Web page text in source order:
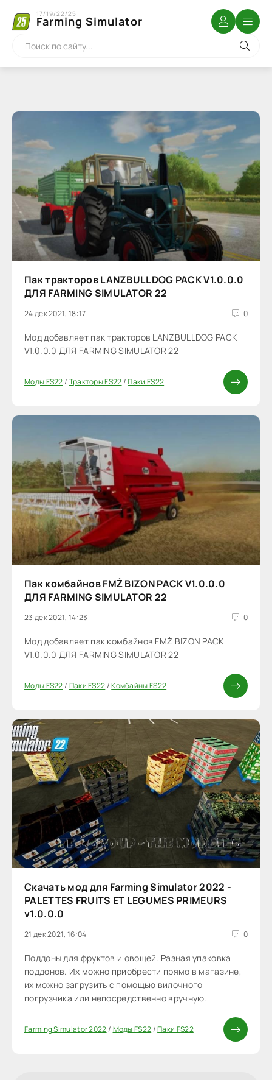
Farming Simulator
17/19/22/25
Пак тракторов LANZBULLDOG PACK V1.0.0.0
ДЛЯ FARMING SIMULATOR 22
24 дек 2021, 18:17 0
Мод добавляет пак тракторов LANZBULLDOG PACK
V1.0.0.0 ДЛЯ FARMING SIMULATOR 22
Моды FS22/ Тракторы FS22/Паки FS22
Пак комбайнов FMŻ BIZON PACK V1.0.0.0
ДЛЯ FARMING SIMULATOR 22
23 дек 2021, 14:23 0
Мод добавляет пак комбайнов FMŻ BIZON PACK
V1.0.0.0 ДЛЯ FARMING SIMULATOR 22
Моды FS22/ Паки FS22/Комбайны FS22
Скачать мод для Farming Simulator 2022 -
PALETTES FRUITS ET LEGUMES PRIMEURS
v1.0.0.0
21 дек 2021, 16:04 0
Поддоны для фруктов и овощей. Разная упаковка
поддонов. Их можно приобрести прямо в магазине,
их можно загрузить с помощью вилочного
погрузчика или непосредственно вручную.
Farming Simulator 2022/ Моды FS22/Паки FS22